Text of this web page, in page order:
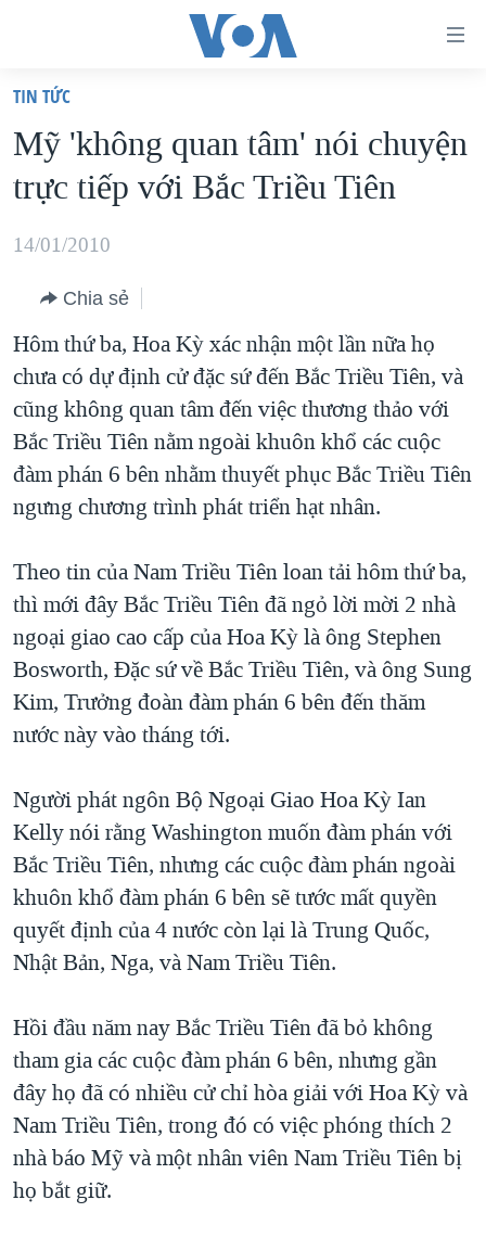
truy
cập
Tới
dung
chính
điều
hướng
chính
Đi
tới
"Tìm"
VIỆT NAM
HOA KỲ
BIỂN ĐÔNG
BLOG
DIỄN ĐÀN
MỤC
TỰ DO BÁO CHÍ
VẠCH TRẦN TIN GIẢ
NGƯỜI VIỆT HẢI NGOẠI
KHOA HỌC
SỨC KHOẺ
VĂN HOÁ
THỂ THAO
CHUYÊN ĐỀ
CHIẾN TRANH THƯƠNG MẠI CỦA MỸ: QUÁ KHỨ VÀ HIỆN
TẠI
MỘT NĂM CHIẾN TRANH TẠI DẢI GAZA
GIẢI MÃ VÀNH ĐAI & CON ĐƯỜNG
NGÀY TỊ NẠN THẾ GIỚI
TRỊNH VĨNH BÌNH - NGƯỜI HẠ 'BÊN THẮNG CUỘC'
GROUND ZERO – XƯA VÀ NAY
CÁC GIÁ TRỊ CỘNG HÒA Ở VIỆT NAM
THƯỢNG ĐỈNH TRUMP-KIM TẠI VIỆT NAM
TRỊNH VĨNH BÌNH VS. CHÍNH PHỦ VIỆT NAM
NGƯ DÂN VIỆT VÀ LÀN SÓNG TRỘM HẢI SÂM
BÊN KIA QUỐC LỘ: TIẾNG VỌNG TỪ NÔNG THÔN MỸ
HỌC TIẾNG ANH
VIDEO
MẠNG XÃ HỘI
Ngôn ngữ khác
TIN TỨC
Mỹ 'không quan tâm' nói chuyện
trực tiếp với Bắc Triều Tiên
14/01/2010
Chia sẻ
Hôm thứ ba, Hoa Kỳ xác nhận một lần nữa họ
chưa có dự định cử đặc sứ đến Bắc Triều Tiên, và
cũng không quan tâm đến việc thương thảo với
Bắc Triều Tiên nằm ngoài khuôn khổ các cuộc
đàm phán 6 bên nhằm thuyết phục Bắc Triều Tiên
ngưng chương trình phát triển hạt nhân.
Theo tin của Nam Triều Tiên loan tải hôm thứ ba,
thì mới đây Bắc Triều Tiên đã ngỏ lời mời 2 nhà
ngoại giao cao cấp của Hoa Kỳ là ông Stephen
Bosworth, Đặc sứ về Bắc Triều Tiên, và ông Sung
Kim, Trưởng đoàn đàm phán 6 bên đến thăm
nước này vào tháng tới.
Người phát ngôn Bộ Ngoại Giao Hoa Kỳ Ian
Kelly nói rằng Washington muốn đàm phán với
Bắc Triều Tiên, nhưng các cuộc đàm phán ngoài
khuôn khổ đàm phán 6 bên sẽ tước mất quyền
quyết định của 4 nước còn lại là Trung Quốc,
Nhật Bản, Nga, và Nam Triều Tiên.
Hồi đầu năm nay Bắc Triều Tiên đã bỏ không
tham gia các cuộc đàm phán 6 bên, nhưng gần
đây họ đã có nhiều cử chỉ hòa giải với Hoa Kỳ và
Nam Triều Tiên, trong đó có việc phóng thích 2
nhà báo Mỹ và một nhân viên Nam Triều Tiên bị
họ bắt giữ.